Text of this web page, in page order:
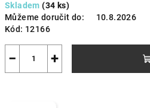
cena:
Skladem(34 ks)
Můžeme doručit do:
10.8.2026
Kód: 12166
+
−